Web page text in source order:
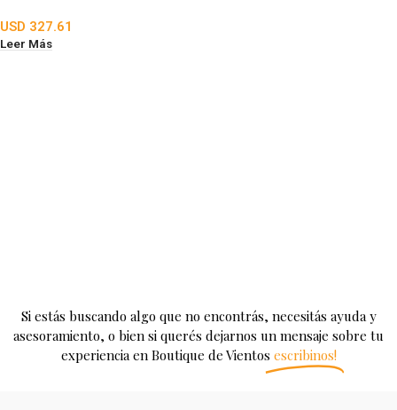
USD 327.61
Leer Más
Si estás buscando algo que no encontrás, necesitás ayuda y
asesoramiento, o bien si querés dejarnos un mensaje sobre tu
experiencia en Boutique de Vientos escribinos!